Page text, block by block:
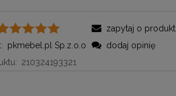
pkmebel.pl Sp.z.o.o
210324193321
zapytaj o produkt
dodaj opinię